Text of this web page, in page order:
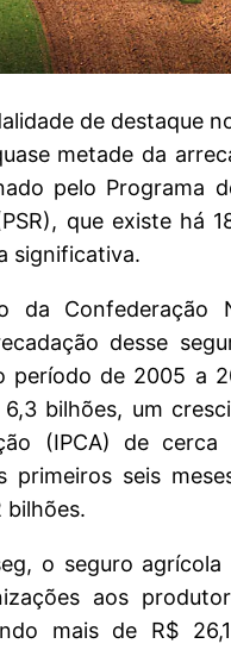
de destaque
metade da
pelo Programa
que existe há
significativa.
da Confederação
desse
período de 2005 a
bilhões, um
(IPCA) de cerca
primeiros seis
bilhões.
o seguro agrícola
aos
mais de R$